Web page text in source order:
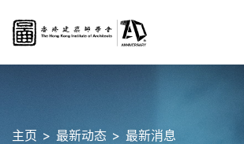
主页 最新动态 最新消息